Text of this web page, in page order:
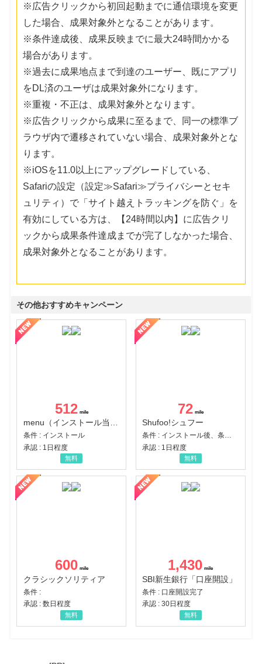
※広告クリックから初回起動までに通信環境を変更
した場合、成果対象外となることがあります。
※条件達成後、成果反映までに最大24時間かかる
場合があります。
※過去に成果地点まで到達のユーザー、既にアプリ
をDL済のユーザは成果対象外になります。
※重複・不正は、成果対象外となります。
※広告クリックから成果に至るまで、同一の標準ブ
ラウザ内で遷移されていない場合、成果対象外とな
ります。
※iOSを11.0以上にアップグレードしている、
Safariの設定（設定≫Safari≫プライバシーとセキ
ュリティ）で「サイト越えトラッキングを防ぐ」を
有効にしている方は、【24時間以内】に広告クリ
ックから成果条件達成までが完了しなかった場合、
成果対象外となることがあります。
その他おすすめキャンペーン
512
menu（インストール当日に指定のクーポンコード経由で1,500円（税込）以上の初回注文完了）（Android）
条件 : インストール
承認 : 1日程度
無料
72
Shufoo!シュフー
条件 : インストール後、条件達成
承認 : 1日程度
無料
600
クラシックソリティア
条件 :
承認 : 数日程度
無料
1,430
SBI新生銀行「口座開設」
条件 : 口座開設完了
承認 : 30日程度
無料